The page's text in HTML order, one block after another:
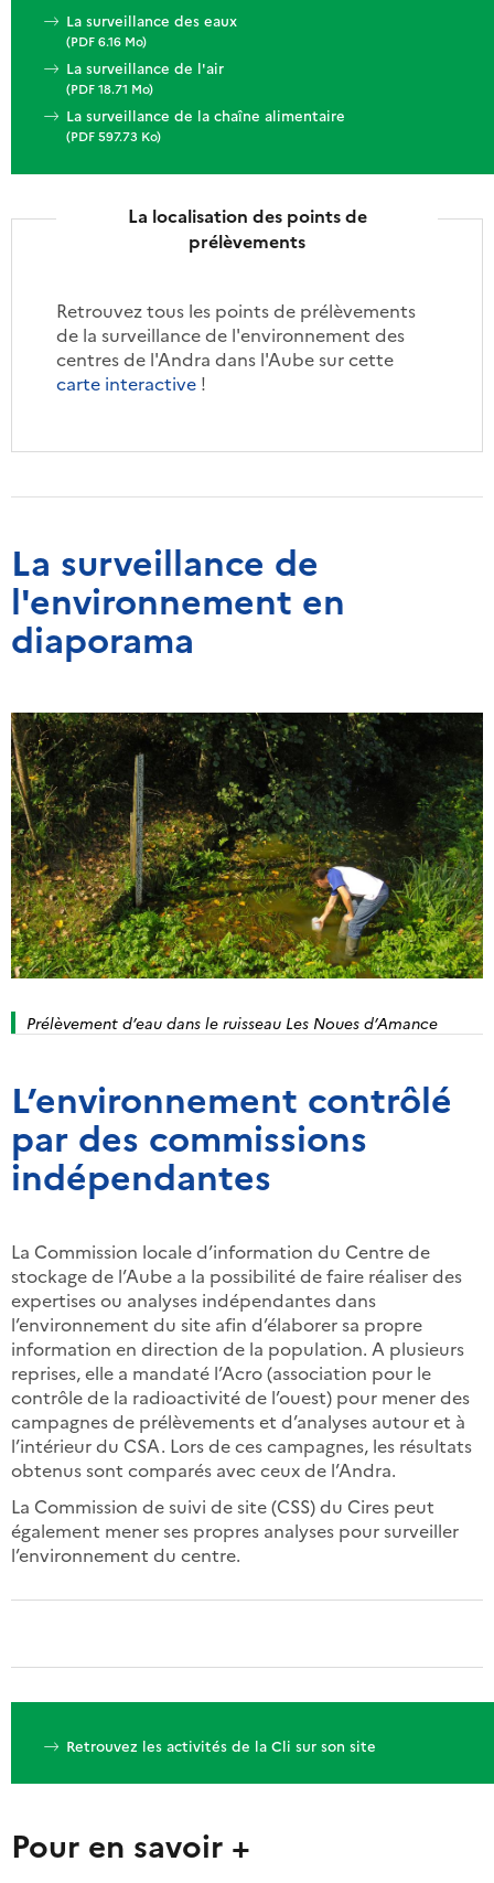
La surveillance des eaux
(PDF 6.16 Mo)
La surveillance de l'air
(PDF 18.71 Mo)
La surveillance de la chaîne alimentaire
(PDF 597.73 Ko)
La localisation des points de
prélèvements
Retrouvez tous les points de prélèvements
de la surveillance de l'environnement des
centres de l'Andra dans l'Aube sur cette
carte interactive !
La surveillance de
l'environnement en
diaporama
Prélèvement d’eau dans le ruisseau Les Noues d’Amance
L’environnement contrôlé
par des commissions
indépendantes
La Commission locale d’information du Centre de
stockage de l’Aube a la possibilité de faire réaliser des
expertises ou analyses indépendantes dans
l’environnement du site afin d’élaborer sa propre
information en direction de la population. A plusieurs
reprises, elle a mandaté l’Acro (association pour le
contrôle de la radioactivité de l’ouest) pour mener des
campagnes de prélèvements et d’analyses autour et à
l’intérieur du CSA. Lors de ces campagnes, les résultats
obtenus sont comparés avec ceux de l’Andra.
La Commission de suivi de site (CSS) du Cires peut
également mener ses propres analyses pour surveiller
l’environnement du centre.
Retrouvez les activités de la Cli sur son site
Pour en savoir +